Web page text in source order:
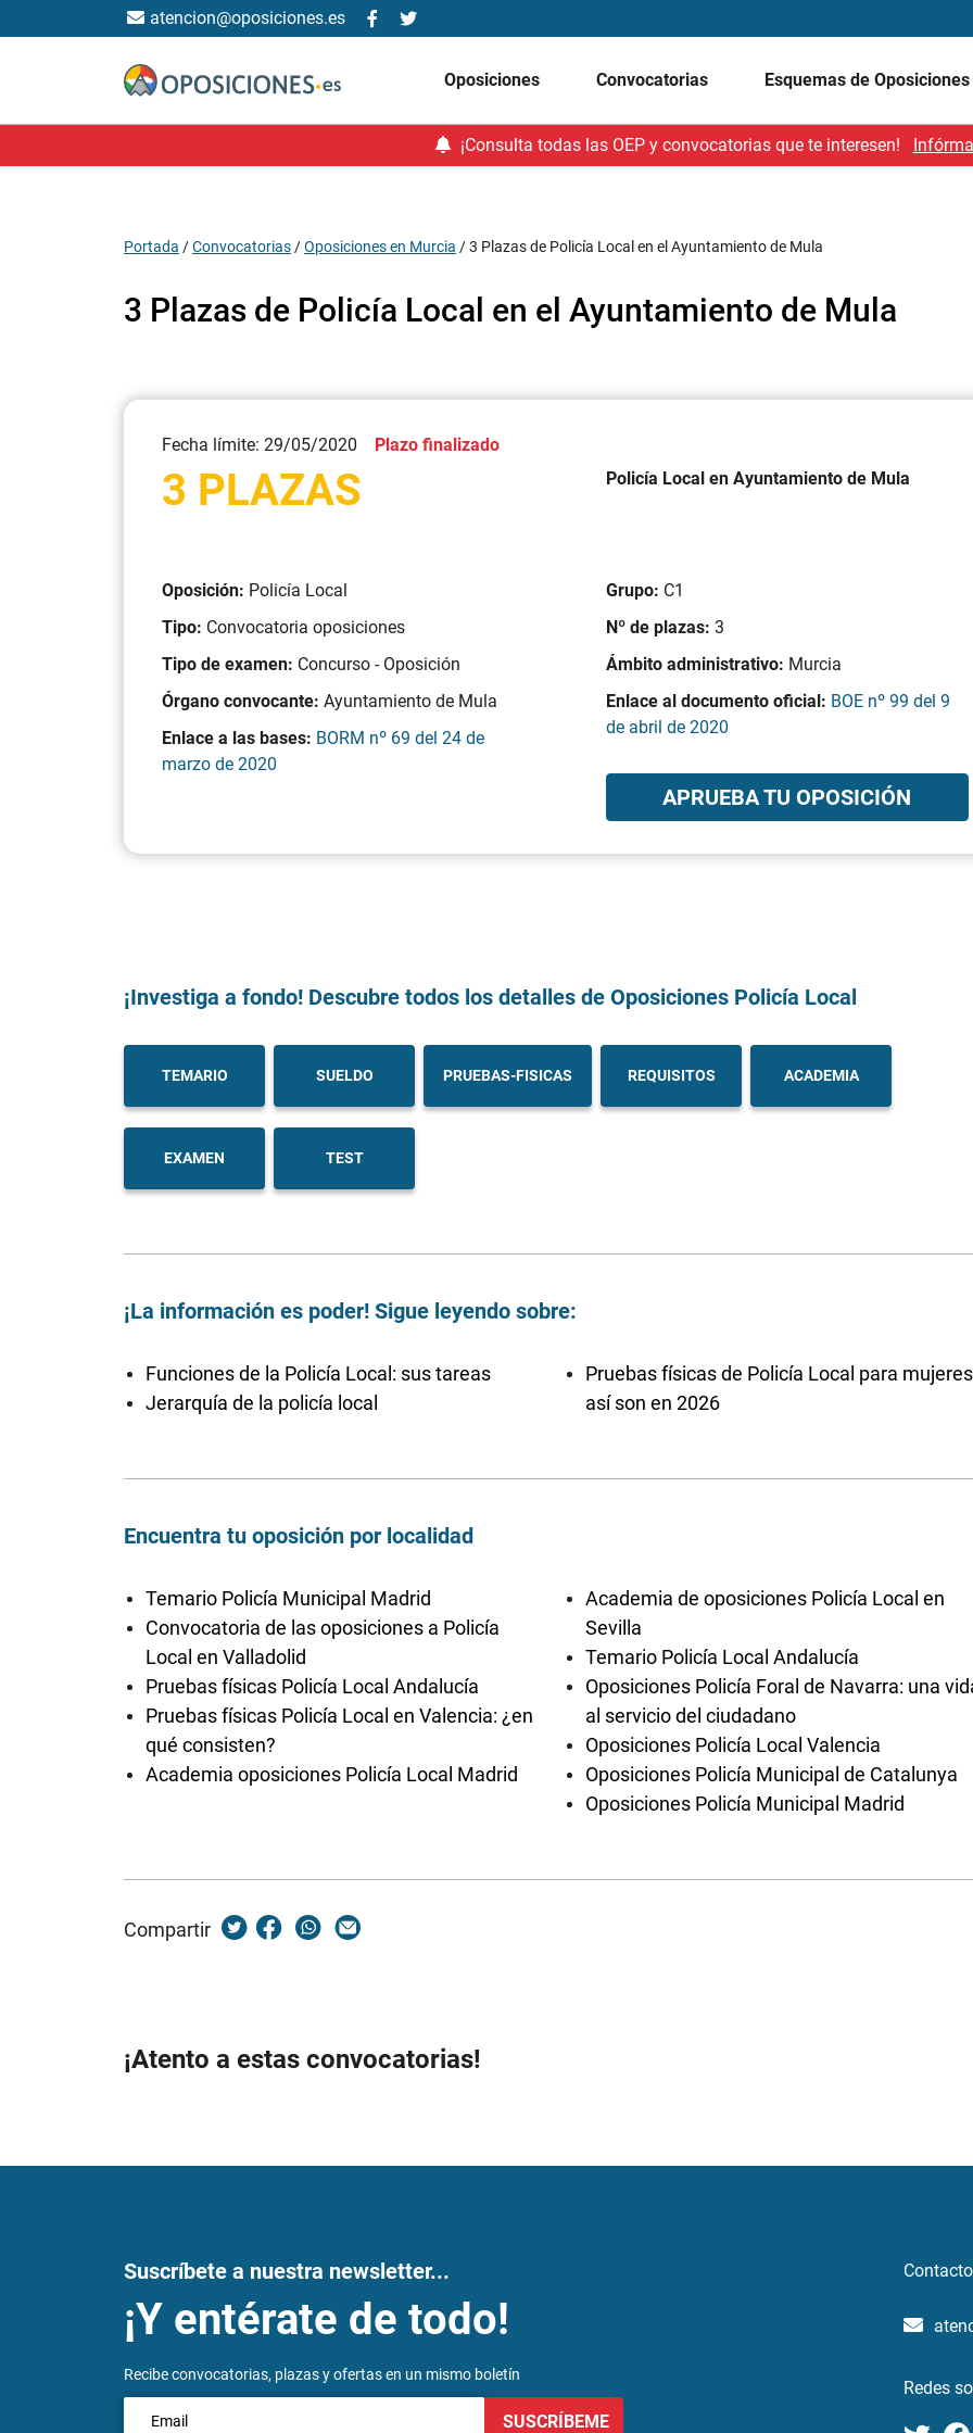
atencion@oposiciones.es
Oposiciones Convocatorias Esquemas de Oposiciones
¡Consulta todas las OEP y convocatorias que te interesen!
Portada /Convocatorias /Oposiciones en Murcia /3 Plazas de Policía Local en el Ayuntamiento de Mula
3 Plazas de Policía Local en el Ayuntamiento de Mula
Fecha límite: 29/05/2020 Plazo finalizado
3 PLAZAS Policía Local en Ayuntamiento de Mula
Oposición: Policía Local
Tipo: Convocatoria oposiciones
Tipo de examen: Concurso - Oposición
Órgano convocante: Ayuntamiento de Mula
Enlace a las bases: BORM nº 69 del 24 de
marzo de 2020
Grupo: C1
Nº de plazas: 3
Ámbito administrativo: Murcia
Enlace al documento oficial: BOE nº 99 del 9
de abril de 2020
APRUEBA TU OPOSICIÓN
¡Investiga a fondo! Descubre todos los detalles de Oposiciones Policía Local
TEMARIO SUELDO PRUEBAS-FISICAS REQUISITOS ACADEMIA
EXAMEN TEST
¡La información es poder! Sigue leyendo sobre:
Funciones de la Policía Local: sus tareas
Jerarquía de la policía local
Pruebas físicas de Policía Local para
así son en 2026
Encuentra tu oposición por localidad
Temario Policía Municipal Madrid
Convocatoria de las oposiciones a Policía
Local en Valladolid
Pruebas físicas Policía Local Andalucía
Pruebas físicas Policía Local en Valencia: ¿en
qué consisten?
Academia oposiciones Policía Local Madrid
Academia de oposiciones Policía Local en
Sevilla
Temario Policía Local Andalucía
Oposiciones Policía Foral de Navarra: una
al servicio del ciudadano
Oposiciones Policía Local Valencia
Oposiciones Policía Municipal de Catalunya
Oposiciones Policía Municipal Madrid
Compartir
¡Atento a estas convocatorias!
Suscríbete a nuestra newsletter...
¡Y entérate de todo!
Recibe convocatorias, plazas y ofertas en un mismo boletín
SUSCRÍBEME
Redes